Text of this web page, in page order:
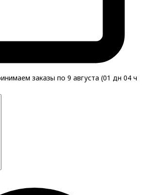
заказы по 9 августа (01 дн 04 ч